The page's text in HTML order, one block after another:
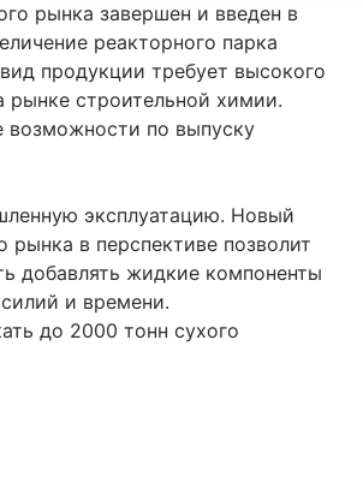
рынка завершен и введен в
реакторного парка
продукции требует высокого
рынке строительной химии.
возможности по выпуску
эксплуатацию. Новый
в перспективе позволит
добавлять жидкие компоненты
и времени.
до 2000 тонн сухого